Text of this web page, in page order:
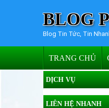
BLOG
Blog Tin Tức, Tin
TRANG CHỦ
DỊCH VỤ
LIÊN HỆ NHANH